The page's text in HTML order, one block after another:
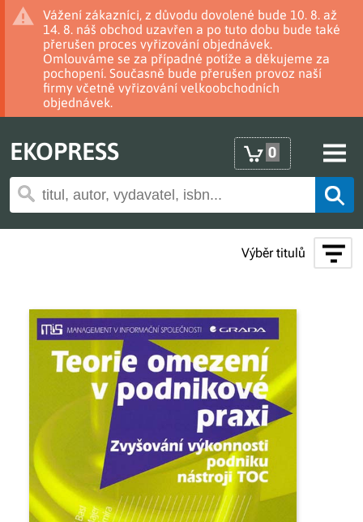
Vážení zákazníci, z důvodu dovolené bude 10. 8. až
14. 8. náš obchod uzavřen a po tuto dobu bude také
přerušen proces vyřizování objednávek.
Omlouváme se za případné potíže a děkujeme za
pochopení. Současně bude přerušen provoz naší
firmy včetně vyřizování velkoobchodních
objednávek.
EKOPRESS 0
Výběr titulů